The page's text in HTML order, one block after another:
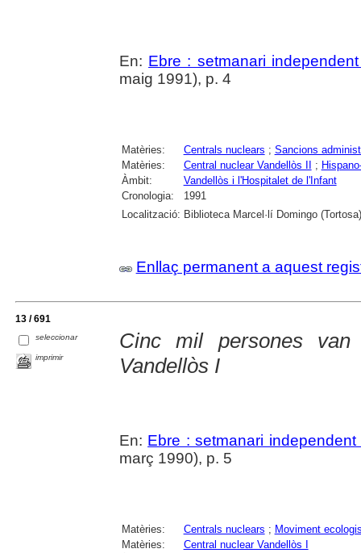
En: Ebre : setmanari
maig 1991), p. 4
Matèries: Centrals nuclears ; Sancions
Matèries:
Central nuclear Vandellòs II ;
Àmbit:
Vandellòs i l'Hospitalet de l'Infant
Cronologia:
1991
Localització: Biblioteca Marcel·lí Domingo (Tortosa)
Enllaç permanent a aquest
13 / 691
seleccionar
imprimir
Cinc mil persones
Vandellòs I
En: Ebre : setmanari
març 1990), p. 5
Matèries: Centrals nuclears ; Moviment
Matèries:
Central nuclear Vandellòs I